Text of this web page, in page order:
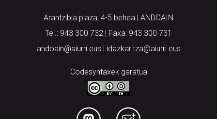
Arantzibia plaza, 4-5 behea | ANDOAIN
Tel.: 943 300 732 | Faxa: 943 300 731
andoain@aiurri.eus | idazkaritza@aiurri.eus
Codesyntaxek garatua